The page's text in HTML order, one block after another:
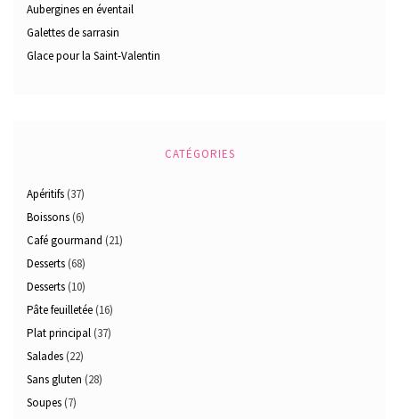
Aubergines en éventail
Galettes de sarrasin
Glace pour la Saint-Valentin
CATÉGORIES
Apéritifs (37)
Boissons (6)
Café gourmand (21)
Desserts (68)
Desserts (10)
Pâte feuilletée (16)
Plat principal (37)
Salades (22)
Sans gluten (28)
Soupes (7)